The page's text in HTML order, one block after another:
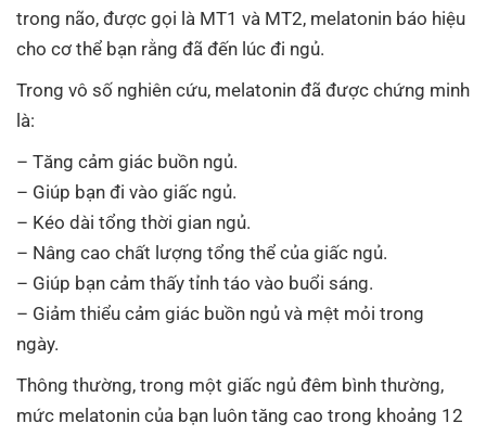
trong não, được gọi là MT1 và MT2, melatonin báo hiệu
cho cơ thể bạn rằng đã đến lúc đi ngủ.
Trong vô số nghiên cứu, melatonin đã được chứng minh
là:
– Tăng cảm giác buồn ngủ.
– Giúp bạn đi vào giấc ngủ.
– Kéo dài tổng thời gian ngủ.
– Nâng cao chất lượng tổng thể của giấc ngủ.
– Giúp bạn cảm thấy tỉnh táo vào buổi sáng.
– Giảm thiểu cảm giác buồn ngủ và mệt mỏi trong
ngày.
Thông thường, trong một giấc ngủ đêm bình thường,
mức melatonin của bạn luôn tăng cao trong khoảng 12